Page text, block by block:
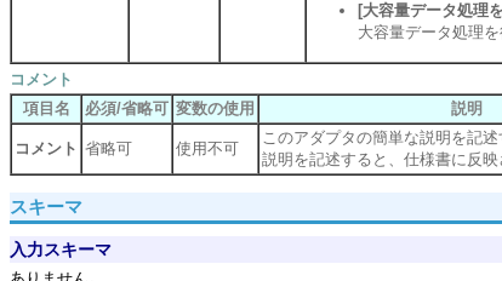
[大容量データ処理
大容量データ処理を
コメント
項目名
必須/省略可 変数の使用 説明
コメント 省略可 使用不可
このアダプタの簡単な説明を記述
説明を記述すると、仕様書に反映
スキーマ
入力スキーマ